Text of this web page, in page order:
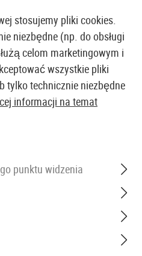
SKLEP I HURTOWNIA
L Open
stosujemy pliki cookies.
niezbędne (np. do obsługi
celom marketingowym i
wszystkie pliki
tylko technicznie niezbędne
informacji na temat
punktu widzenia